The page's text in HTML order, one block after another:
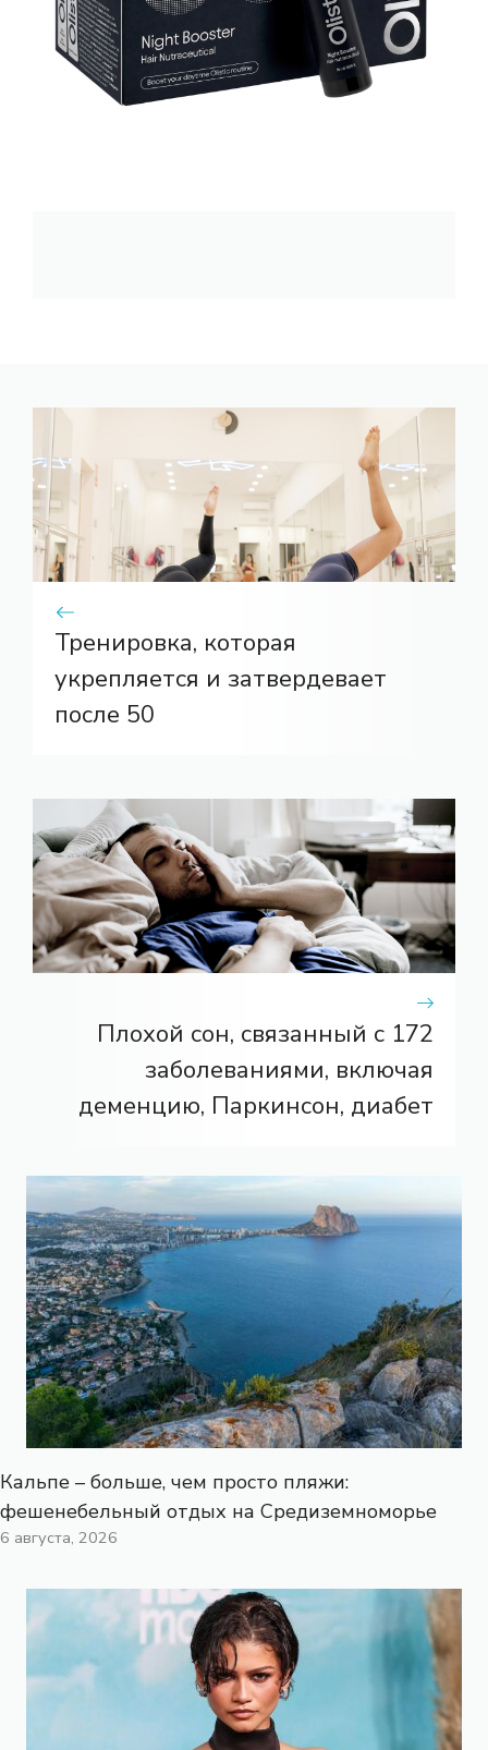
Тренировка, которая
укрепляется и затвердевает
после 50
Плохой сон, связанный с 172
заболеваниями, включая
деменцию, Паркинсон, диабет
Кальпе – больше, чем просто пляжи:
фешенебельный отдых на Средиземноморье
6 августа, 2026